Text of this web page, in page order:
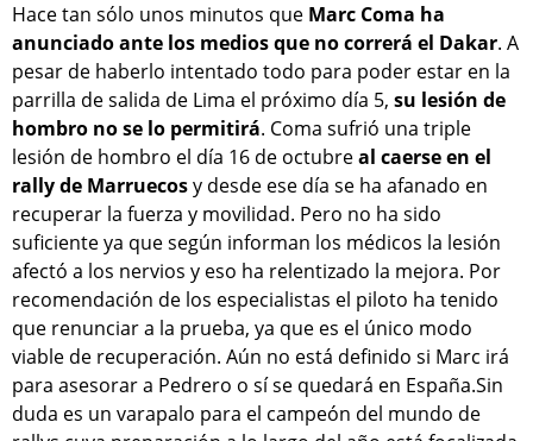
Hace tan sólo unos minutos que Marc Coma ha
anunciado ante los medios que no correrá el Dakar. A
pesar de haberlo intentado todo para poder estar en la
parrilla de salida de Lima el próximo día 5, su lesión de
hombro no se lo permitirá. Coma sufrió una triple
lesión de hombro el día 16 de octubreal caerse en el
rally de Marruecosy desde ese día se ha afanado en
recuperar la fuerza y movilidad. Pero no ha sido
suficiente ya que según informan los médicos la lesión
afectó a los nervios y eso ha relentizado la mejora. Por
recomendación de los especialistas el piloto ha tenido
que renunciar a la prueba, ya que es el único modo
viable de recuperación. Aún no está definido si Marc irá
para asesorar a Pedrero o sí se quedará en España.Sin
duda es un varapalo para el campeón del mundo de